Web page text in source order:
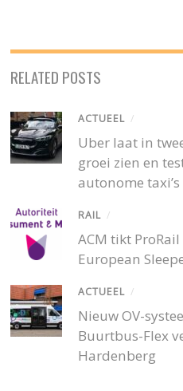
RELATED POSTS
ACTUEEL /
Uber laat in
groei zien en
autonome
RAIL /
ACM tikt
European
ACTUEEL /
Nieuw OV-
Buurtbus-Flex
Hardenberg